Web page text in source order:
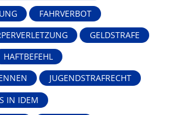
FAHRVERBOT
GELDSTRAFE
HAFTBEFEHL
JUGENDSTRAFRECHT
IN IDEM